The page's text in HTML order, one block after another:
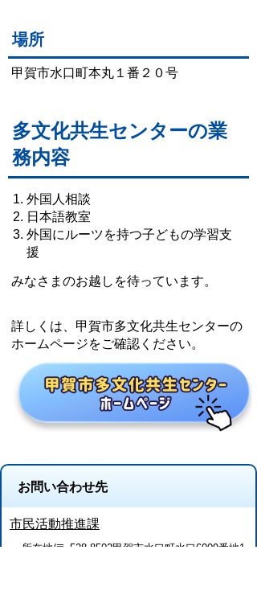
場所
甲賀市水口町本丸１番２０号
多文化共生センターの業
務内容
外国人相談
日本語教室
外国にルーツを持つ子どもの学習支
援
みなさまのお越しを待っています。
詳しくは、甲賀市多文化共生センターの
ホームページをご確認ください。
お問い合わせ先
市民活動推進課
所在地/〒 528-8502甲賀市水口町水口6009番地1